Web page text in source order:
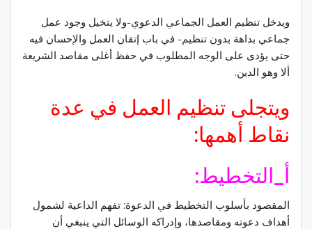
ويدخل تنظيم العمل الجماعي الدعوي-ولا يتخيل وجود عمل
جماعي بداهة بدون تنظيم- في باب إتقان العمل والإحسان فيه
حتى يؤدى على الوجه المطلوب في حفظ أغلى مقاصد الشريعة
ألا وهو الدين.
ويتجلى تنظيم العمل في عدة
نقاط أهمها:
أ_التخطيط:
المقصود بأسلوب التخطيط في الدعوة: تفهم الداعية لشمول
أهداف دعوته ومقاصدها، وإدراكه الوسائل التي ينبغي أن